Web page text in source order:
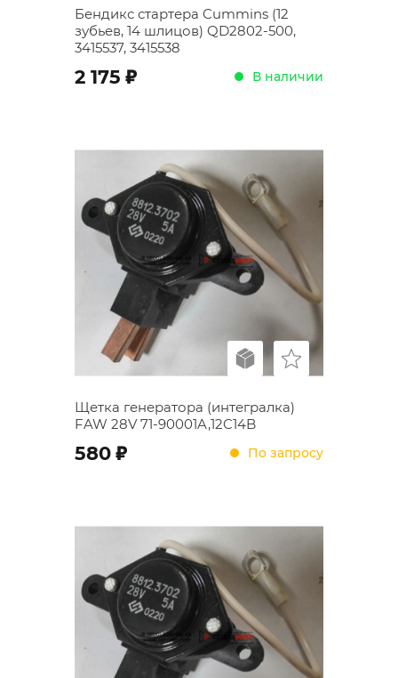
Бендикс стартера Cummins (12
зубьев, 14 шлицов) QD2802-500,
3415537, 3415538
2 175 ; В наличии
Щетка генератора (интегралка)
FAW 28V 71-90001A,12C14B
580 ; По запросу